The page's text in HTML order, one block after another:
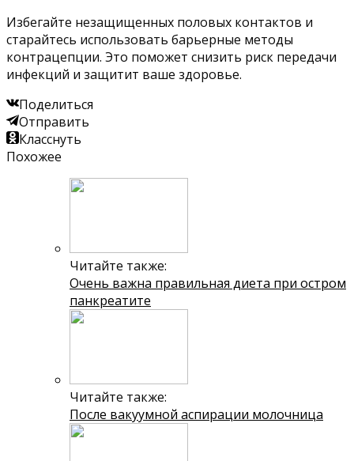
Избегайте незащищенных половых контактов и
старайтесь использовать барьерные методы
контрацепции. Это поможет снизить риск передачи
инфекций и защитит ваше здоровье.
Поделиться
Отправить
Класснуть
Похожее
Читайте также:
Очень важна правильная диета при остром
панкреатите
Читайте также:
После вакуумной аспирации молочница